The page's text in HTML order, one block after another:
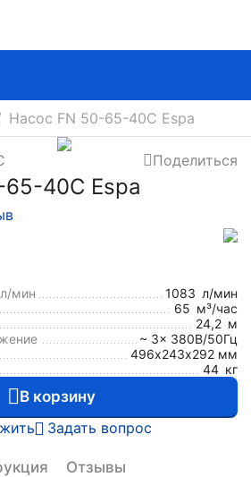
Насос FN 50-65-40C Espa
Поделиться
40C Espa
мин 1083 л/мин
65 м³/час
24,2 м
~ 3x 380В/50Гц
496х243х292 мм
44 кг
В корзину
Задать вопрос
Отзывы